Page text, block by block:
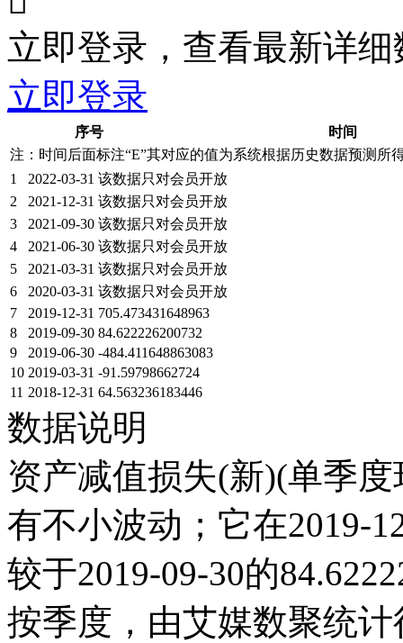
立即登录，查看最新详细
立即登录
序号
时间
注：时间后面标注“E”其对应的值为系统根据历史数据预测所
1
2022-03-31 该数据只对会员开放
2
2021-12-31 该数据只对会员开放
3
2021-09-30 该数据只对会员开放
4
2021-06-30 该数据只对会员开放
5
2021-03-31 该数据只对会员开放
6
2020-03-31 该数据只对会员开放
7
2019-12-31 705.473431648963
8
2019-09-30 84.622226200732
9
2019-06-30 -484.411648863083
10 2019-03-31 -91.59798662724
11 2018-12-31 64.563236183446
数据说明
资产减值损失(新)(单季
有不小波动；它在2019-
较于2019-09-30的
按季度，由艾媒数聚统计